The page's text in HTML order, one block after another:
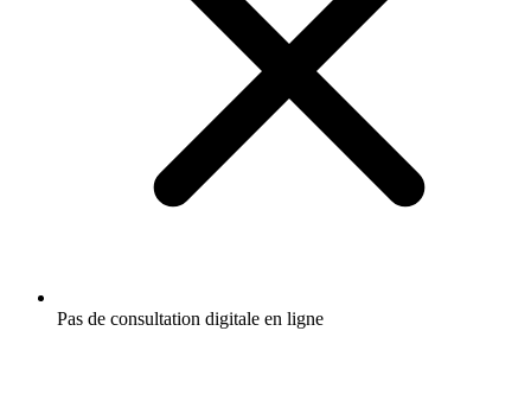
Pas de consultation digitale en ligne